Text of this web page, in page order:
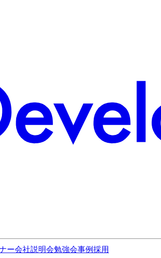
ー会社説明会勉強会事例採用